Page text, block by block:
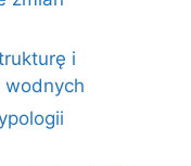
i
wodnych